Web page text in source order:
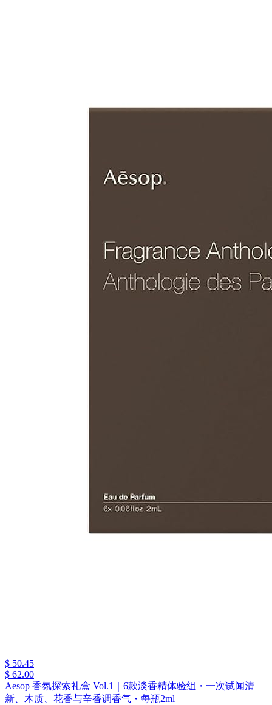
$ 50.45
$ 62.00
Aesop 香氛探索礼盒 Vol.1｜6款淡香精体验组・一次试闻清
新、木质、花香与辛香调香气・每瓶2ml